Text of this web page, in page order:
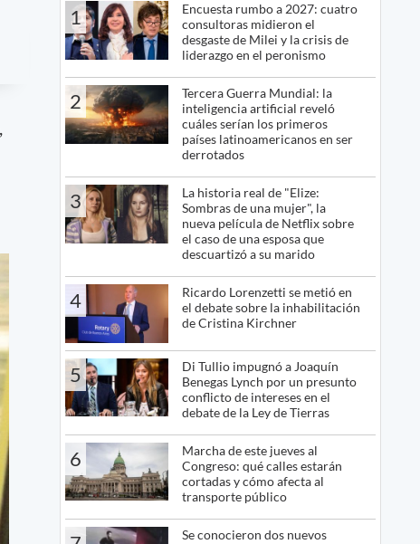
1
Encuesta rumbo a 2027: cuatro
consultoras midieron el
desgaste de Milei y la crisis de
liderazgo en el peronismo
2
Tercera Guerra Mundial: la
inteligencia artificial reveló
cuáles serían los primeros
países latinoamericanos en ser
derrotados
3
La historia real de "Elize:
Sombras de una mujer", la
nueva película de Netflix sobre
el caso de una esposa que
descuartizó a su marido
4
Ricardo Lorenzetti se metió en
el debate sobre la inhabilitación
de Cristina Kirchner
5
Di Tullio impugnó a Joaquín
Benegas Lynch por un presunto
conflicto de intereses en el
debate de la Ley de Tierras
6
Marcha de este jueves al
Congreso: qué calles estarán
cortadas y cómo afecta al
transporte público
Se conocieron dos nuevos